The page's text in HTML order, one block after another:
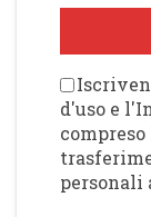
d'uso e
personali